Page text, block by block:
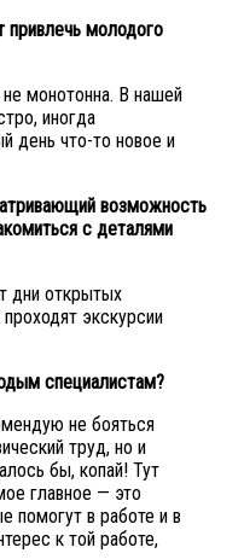
молодого
монотонна. В нашей
иногда
день что-то новое и
возможность
с деталями
дни открытых
экскурсии
специалистам?
не бояться
труд, но и
бы, копай! Тут
главное — это
помогут в работе и в
к той работе,